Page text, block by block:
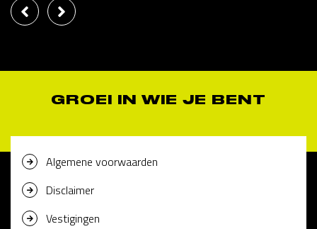
€2500 tot €2900 per maand
BEKIJK VACATURE
GROEI IN WIE JE BENT
Algemene voorwaarden
Disclaimer
Vestigingen